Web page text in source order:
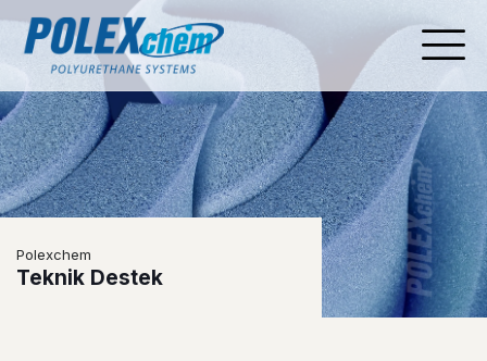
Polexchem
Teknik Destek